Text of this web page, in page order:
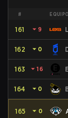
# EQUIPO
161 ⏷ 9
162 ⏷ 0
163 ⏷ 16
164 ⏷ 0
165 ⏷ 0